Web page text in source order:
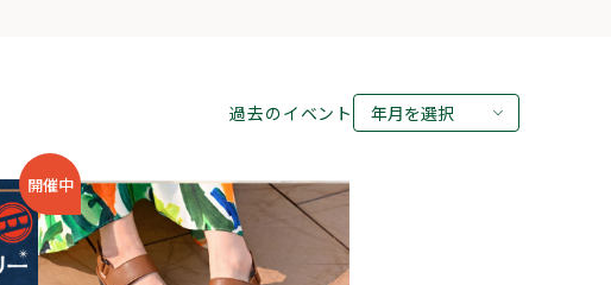
過去のイベント
年月を選択
開催中